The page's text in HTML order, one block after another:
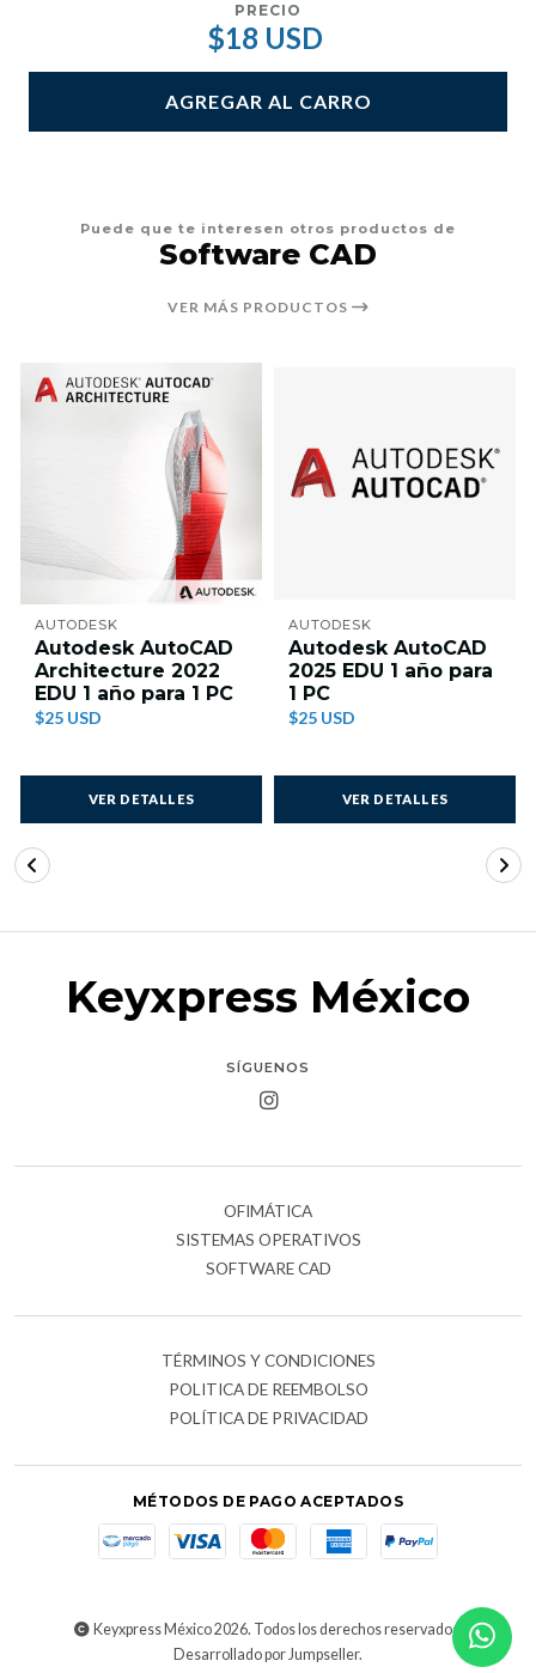
PRECIO
$18 USD
AGREGAR AL CARRO
Puede que te interesen otros productos de
Software CAD
VER MÁS PRODUCTOS
AUTODESK
Autodesk AutoCAD
Architecture 2022
EDU 1 año para 1 PC
$25 USD
VER DETALLES
AUTODESK
Autodesk AutoCAD
2025 EDU 1 año para
1 PC
$25 USD
VER DETALLES
Keyxpress México
SÍGUENOS
OFIMÁTICA
SISTEMAS OPERATIVOS
SOFTWARE CAD
TÉRMINOS Y CONDICIONES
POLITICA DE REEMBOLSO
POLÍTICA DE PRIVACIDAD
MÉTODOS DE PAGO ACEPTADOS
Keyxpress México 2026. Todos los derechos reservados.
Desarrollado por Jumpseller.